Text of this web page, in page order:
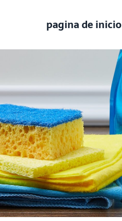
pagina de inicio